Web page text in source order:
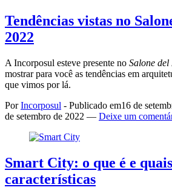
Tendências vistas no
2022
A Incorposul esteve presente no Salone
mostrar para você as tendências em
que vimos por lá.
PorIncorposul - Publicado em16 de
de setembro de 2022 — Deixe um
Smart City: o que é e
características